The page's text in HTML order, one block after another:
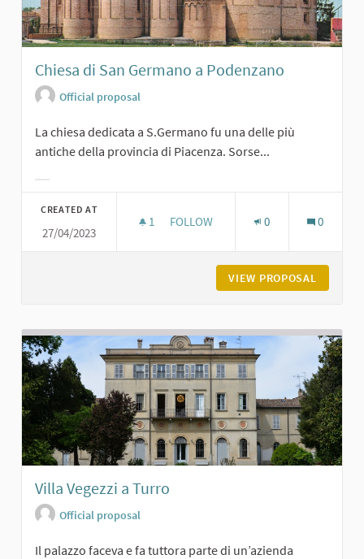
Chiesa di San Germano a Podenzano
Official proposal
La chiesa dedicata a S.Germano fu una delle più
antiche della provincia di Piacenza. Sorse...
CREATED AT
27/04/2023
1 1 FOLLOWER
FOLLOW 0 0
VIEW PROPOSAL
Villa Vegezzi a Turro
Official proposal
Il palazzo faceva e fa tuttora parte di un’azienda